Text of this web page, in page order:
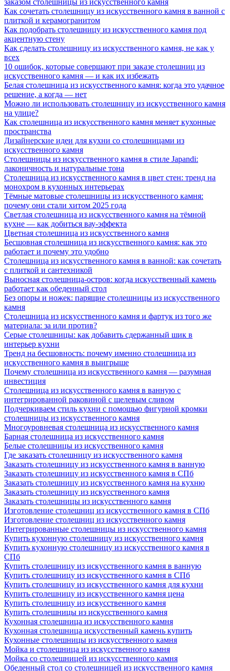
заказом столешницы из искусственного камня
Как сочетать столешницу из искусственного камня в ванной с
плиткой и керамогранитом
Как подобрать столешницу из искусственного камня под
акцентную стену
Как сделать столешницу из искусственного камня, не как у
всех
10 ошибок, которые совершают при заказе столешниц из
искусственного камня — и как их избежать
Белая столешница из искусственного камня: когда это удачное
решение, а когда — нет
Можно ли использовать столешницу из искусственного камня
на улице?
Как столешница из искусственного камня меняет кухонные
пространства
Дизайнерские идеи для кухни со столешницами из
искусственного камня
Столешницы из искусственного камня в стиле Japandi:
лаконичность и натуральные тона
Столешница из искусственного камня в цвет стен: тренд на
монохром в кухонных интерьерах
Тёмные матовые столешницы из искусственного камня:
почему они стали хитом 2025 года
Светлая столешница из искусственного камня на тёмной
кухне — как добиться вау-эффекта
Цветная столешница из искусственного камня
Бесшовная столешница из искусственного камня: как это
работает и почему это удобно
Столешница из искусственного камня в ванной: как сочетать
с плиткой и сантехникой
Выносная столешница-остров: когда искусственный камень
работает как обеденный стол
Без опоры и ножек: парящие столешницы из искусственного
камня
Столешница из искусственного камня и фартук из того же
материала: за или против?
Серые столешницы: как добавить сдержанный шик в
интерьер кухни
Тренд на бесшовность: почему именно столешница из
искусственного камня в выигрыше
Почему столешница из искусственного камня — разумная
инвестиция
Столешница из искусственного камня в ванную с
интегрированной раковиной с щелевым сливом
Подчеркиваем стиль кухни с помощью фигурной кромки
столешницы из искусственного камня
Многоуровневая столешница из искусственного камня
Барная столешница из искусственного камня
Белые столешницы из искусственного камня
Где заказать столешницу из искусственного камня
Заказать столешницу из искусственного камня в ванную
Заказать столешницу из искусственного камня в СПб
Заказать столешницу из искусственного камня на кухню
Заказать столешницу из искусственного камня
Заказать столешницы из искусственного камня
Изготовление столешниц из искусственного камня в СПб
Изготовление столешниц из искусственного камня
Интегрированные столешницы из искусственного камня
Купить кухонную столешницу из искусственного камня
Купить кухонную столешницу из искусственного камня в
СПб
Купить столешницу из искусственного камня в ванную
Купить столешницу из искусственного камня в СПб
Купить столешницу из искусственного камня для кухни
Купить столешницу из искусственного камня цена
Купить столешницу из искусственного камня
Купить столешницы из искусственного камня
Кухонная столешница из искусственного камня
Кухонная столешница искусственный камень купить
Кухонные столешницы из искусственного камня
Мойка и столешница из искусственного камня
Мойка со столешницей из искусственного камня
Обеденный стол со столешницей из искусственного камня